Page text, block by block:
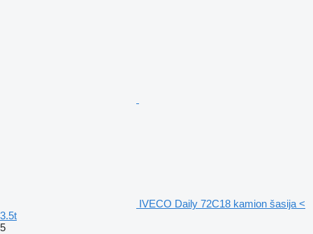
IVECO Daily 72C18 kamion šasija <
3.5t
5